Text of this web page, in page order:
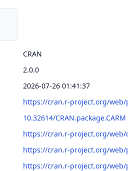
CRAN
2.0.0
2026-07-26 01:41:37
https://cran.r-project.org/web/
10.32614/CRAN.package.CARM
https://cran.r-project.org/web/
https://cran.r-project.org/web/
https://cran.r-project.org/web/